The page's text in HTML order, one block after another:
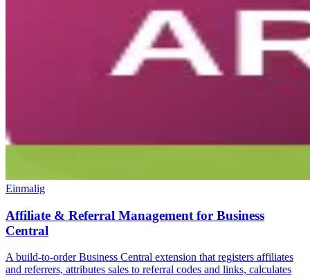
Einmalig
Affiliate & Referral Management for Business
Central
A build-to-order Business Central extension that registers affiliates
and referrers, attributes sales to referral codes and links, calculates